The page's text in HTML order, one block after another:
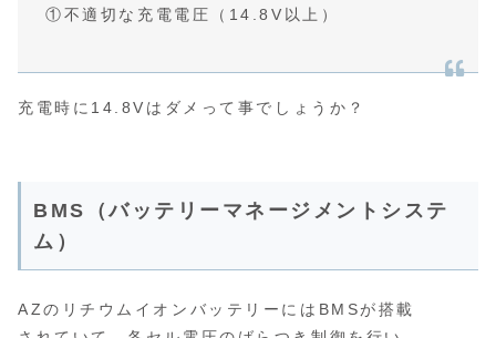
①不適切な充電電圧（14.8V以上）
充電時に14.8Vはダメって事でしょうか？
BMS（バッテリーマネージメントシステ
ム）
AZのリチウムイオンバッテリーにはBMSが搭載